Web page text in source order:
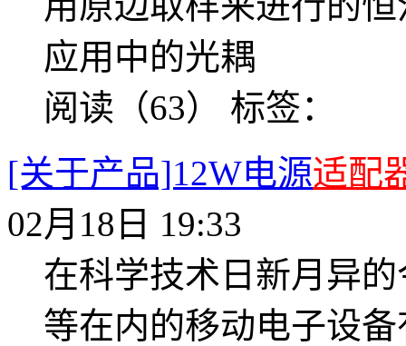
应用中的光耦
阅读（63） 标签：
[关于产品]12W电源适配
02月18日 19:33
在科学技术日新月异
等在内的移动电子设